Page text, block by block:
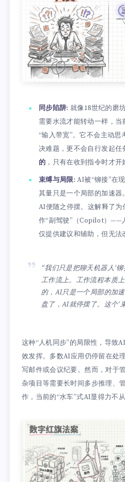
同步陷阱: 就像18世纪的磨
需要水流才能转动一样，
“输入带宽”。它不会主动
决难题，更不会自行发起任
的 ，只有在收到指令时才开
束缚与局限: AI被“铆接”在
其量只是一个局部的加速器
AI便随之停摆。这解释了
作“副驾驶”（Copilot）——
仅提供建议和辅助，但无法
“我们只是把聊天机器人‘
工作流上。工作流程本质
的，AI只是一个局部的加
盘了，AI就停摆了。这个‘
这种“人机同步”的局限性，导致
效发挥。多数AI应用仍停留在处
写邮件或会议纪要。然而，对于
杂项目等需要长时间多步推理、
作，当前的“水车”式AI显得力不从